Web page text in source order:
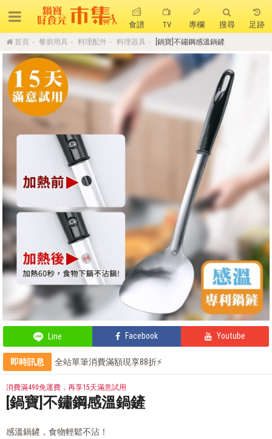
食譜 TV 專欄 搜尋 足跡
首頁 餐廚用具 料理配件 料理器具 [鍋寶]不鏽鋼感溫鍋鏟
Line Facebook Youtube
即時訊息
全站單筆消費滿額現享88折⚡
部落客的氣炸私房菜，不藏私分享
鍋寶商品安心保證❤️
消費滿490免運費，再享15天滿意試用
[鍋寶]不鏽鋼感溫鍋鏟
感溫鍋鏟，食物輕鬆不沾！
搜 尋
熱門搜尋
聚油不沾鍋 全球通吹風機 陶瓷不沾電鍋
珍珠粗吸管杯 可微波保鮮盒 大理石不沾鍋
分隔便當盒 氣炸烤箱